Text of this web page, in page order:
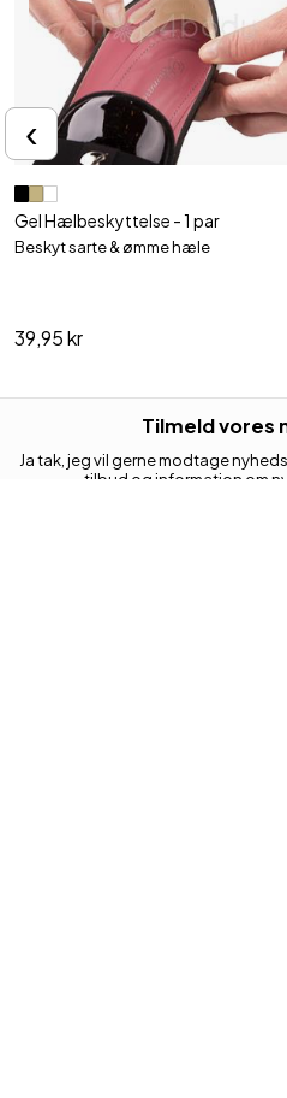
Gel Hælbeskyttelse - 1 par
Beskyt sarte & ømme hæle
39,95 kr
‹
Tilmeld vores
Ja tak, jeg vil gerne modtage
tilbud og information om